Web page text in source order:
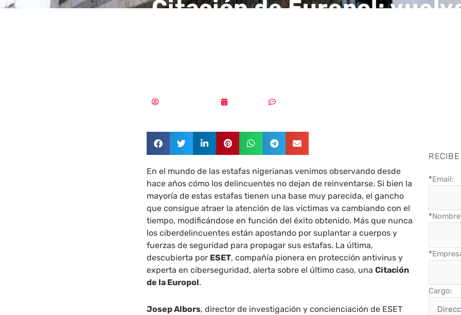
Citación de Europol:
En el mundo de las estafas nigerianas venimos observando desde
hace años cómo los delincuentes no dejan de reinventarse. Si bien la
mayoría de estas estafas tienen una base muy parecida, el gancho
que consigue atraer la atención de las víctimas va cambiando con el
tiempo, modificándose en función del éxito obtenido. Más que nunca
los ciberdelincuentes están apostando por suplantar a cuerpos y
fuerzas de seguridad para propagar sus estafas. La última,
descubierta por ESET, compañía pionera en protección antivirus y
experta en ciberseguridad, alerta sobre el último caso, unaCitación
de la Europol.
Josep Albors, director de investigación y concienciación de ESET
*Email:
*
*
Cargo: